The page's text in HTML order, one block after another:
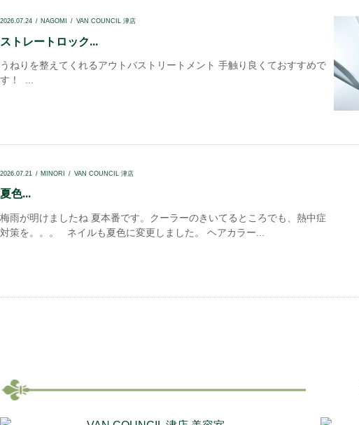
2026.07.24 NAGOMI VAN COUNCIL 津店
ストレートロック...
うねりを整えてくれるアウトバストリートメント 手触り良くておすすめで
す！ ...
2026.07.21 MINORI VAN COUNCIL 津店
夏色...
梅雨が明けましたね 夏本番です。クーラーのきいてるところでも、熱中症
対策を。。。 ネイルも夏色に変更しました。 ヘアカラー...